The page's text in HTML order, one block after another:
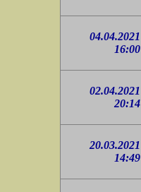
04.04.2021
16:00
02.04.2021
20:14
20.03.2021
14:49